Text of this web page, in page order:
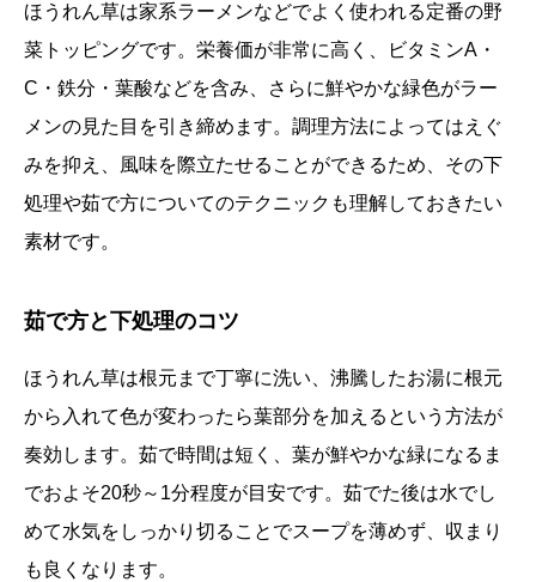
ほうれん草は家系ラーメンなどでよく使われる定番の野
菜トッピングです。栄養価が非常に高く、ビタミンA・
C・鉄分・葉酸などを含み、さらに鮮やかな緑色がラー
メンの見た目を引き締めます。調理方法によってはえぐ
みを抑え、風味を際立たせることができるため、その下
処理や茹で方についてのテクニックも理解しておきたい
素材です。
茹で方と下処理のコツ
ほうれん草は根元まで丁寧に洗い、沸騰したお湯に根元
から入れて色が変わったら葉部分を加えるという方法が
奏効します。茹で時間は短く、葉が鮮やかな緑になるま
でおよそ20秒～1分程度が目安です。茹でた後は水でし
めて水気をしっかり切ることでスープを薄めず、収まり
も良くなります。